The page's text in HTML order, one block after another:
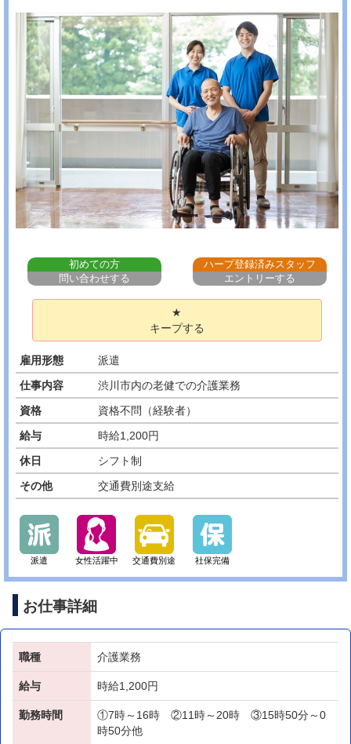
初めての方
問い合わせする
ハープ登録済みスタッフ
エントリーする
★
キープする
雇用形態
派遣
仕事内容
渋川市内の老健での介護業務
資格
資格不問（経験者）
給与
時給1,200円
休日
シフト制
その他
交通費別途支給
派遣 女性活躍中 交通費別途 社保完備
お仕事詳細
職種 介護業務
給与 時給1,200円
勤務時間
①7時～16時 ②11時～20時 ③15時50分～0
時50分他